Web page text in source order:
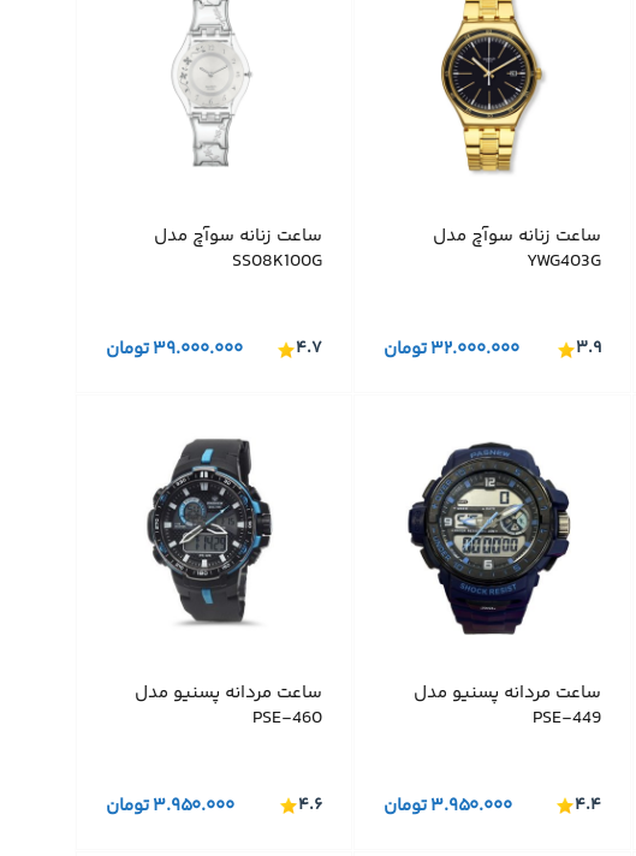
ساعت زنانه سوآچ مدل
YWG403G
۳۲.۰۰۰.۰۰۰تومان ۳.۹
ساعت زنانه سوآچ مدل
SS08K100G
۳۹.۰۰۰.۰۰۰تومان ۴.۷
ساعت مردانه پسنیو مدل
PSE-449
۳.۹۵۰.۰۰۰تومان ۴.۴
ساعت مردانه پسنیو مدل
PSE-460
۳.۹۵۰.۰۰۰تومان ۴.۶